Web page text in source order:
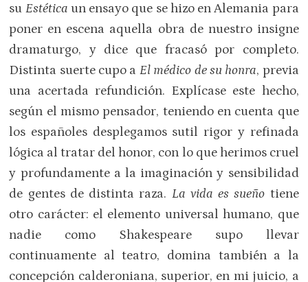
su Estética un ensayo que se hizo en Alemania para
poner en escena aquella obra de nuestro insigne
dramaturgo, y dice que fracasó por completo.
Distinta suerte cupo a El médico de su honra, previa
una acertada refundición. Explícase este hecho,
según el mismo pensador, teniendo en cuenta que
los españoles desplegamos sutil rigor y refinada
lógica al tratar del honor, con lo que herimos cruel
y profundamente a la imaginación y sensibilidad
de gentes de distinta raza. La vida es sueño tiene
otro carácter: el elemento universal humano, que
nadie como Shakespeare supo llevar
continuamente al teatro, domina también a la
concepción calderoniana, superior, en mi juicio, a